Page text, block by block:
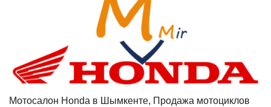
Мотосалон Honda в Шымкенте, Продажа мотоциклов